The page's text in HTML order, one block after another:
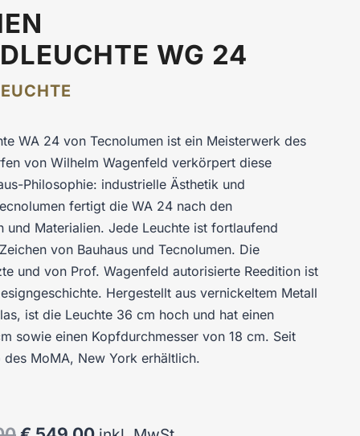
WG 24
WA 24 von Tecnolumen ist ein Meisterwerk des
von Wilhelm Wagenfeld verkörpert diese
Philosophie: industrielle Ästhetik und
fertigt die WA 24 nach den
und Materialien. Jede Leuchte ist fortlaufend
von Bauhaus und Tecnolumen. Die
und von Prof. Wagenfeld autorisierte Reedition ist
Hergestellt aus vernickeltem Metall
ist die Leuchte 36 cm hoch und hat einen
sowie einen Kopfdurchmesser von 18 cm. Seit
MoMA, New York erhältlich.